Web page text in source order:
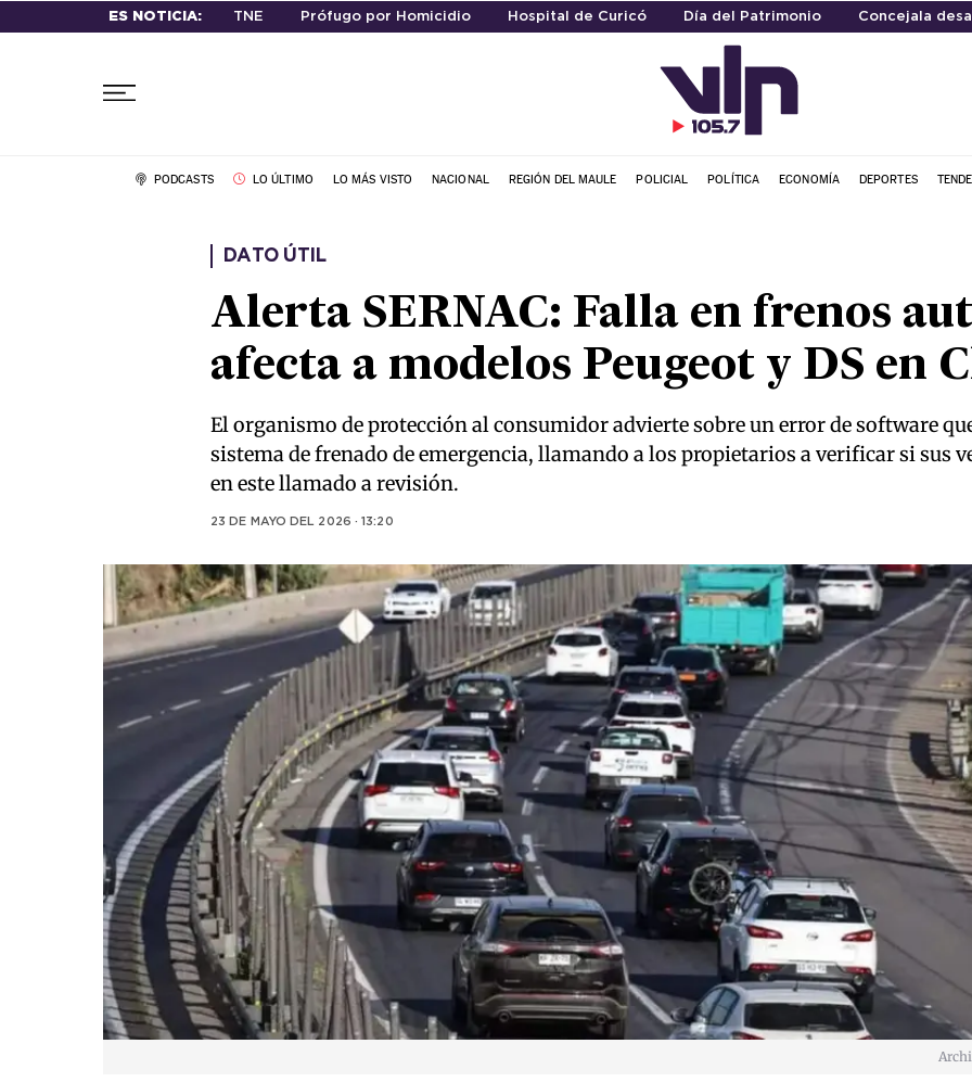
ES NOTICIA: TNE Prófugo por Homicidio Hospital de Curicó Día del Patrimonio Concejala
PODCASTS LO ÚLTIMO LO MÁS VISTO NACIONAL REGIÓN DEL MAULE POLICIAL POLÍTICA ECONOMÍA DEPORTES
DATO ÚTIL
Alerta SERNAC: Falla en frenos
afecta a modelos Peugeot y DS en
El organismo de protección al consumidor advierte sobre un error de software
sistema de frenado de emergencia, llamando a los propietarios a verificar si sus
en este llamado a revisión.
23 DE MAYO DEL 2026 · 13:20